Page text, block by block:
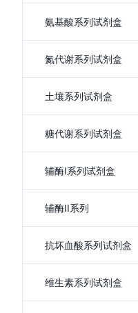
氨基酸系列试剂盒
氮代谢系列试剂盒
土壤系列试剂盒
糖代谢系列试剂盒
辅酶I系列试剂盒
辅酶II系列
抗坏血酸系列试剂盒
维生素系列试剂盒